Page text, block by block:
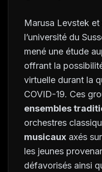
Marusa Levstek
l’université du
mené une étude
offrant la
virtuelle durant la
COVID-19. Ces
ensembles
orchestres
musicaux axés
les jeunes
défavorisés ainsi